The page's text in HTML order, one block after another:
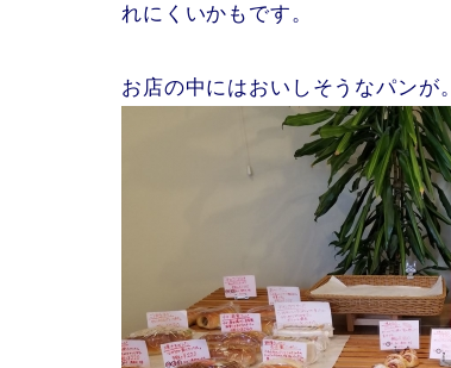
れにくいかもです。
お店の中にはおいしそうなパンが。